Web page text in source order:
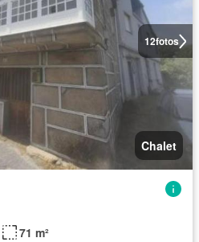
12fotos
Chalet
71 m²